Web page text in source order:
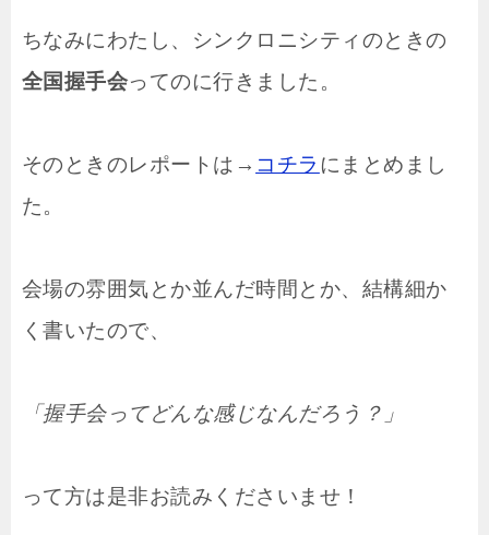
ちなみにわたし、シンクロニシティのときの
全国握手会ってのに行きました。
そのときのレポートは→ コチラ にまとめまし
た。
会場の雰囲気とか並んだ時間とか、結構細か
く書いたので、
「握手会ってどんな感じなんだろう？」
って方は是非お読みくださいませ！